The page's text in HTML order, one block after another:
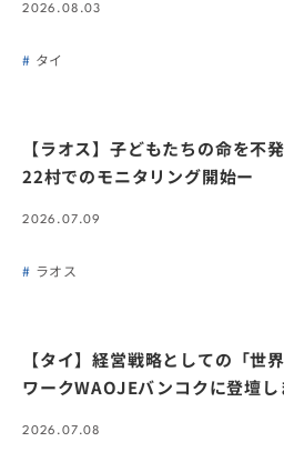
2026.08.03
タイ
【ラオス】子どもたちの命を不
22村でのモニタリング開始ー
2026.07.09
ラオス
【タイ】経営戦略としての「世
ワークWAOJEバンコクに登壇し
2026.07.08